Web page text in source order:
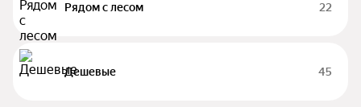
Рядом с лесом 22
Дешевые 45